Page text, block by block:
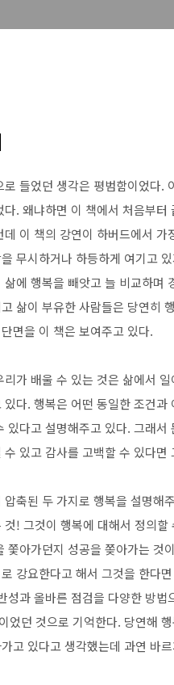
들었던 생각은 평범함이었다.
. 왜냐하면 이 책에서 처음부
이 책의 강연이 하버드에서
무시하거나 하등하게 여기고
에 행복을 빼앗고 늘 비교하며
삶이 부유한 사람들은 당연히
면을 이 책은 보여주고 있다.
가 배울 수 있는 것은 삶에서
다. 행복은 어떤 동일한 조건
있다고 설명해주고 있다. 그래
있고 감사를 고백할 수 있다면
축된 두 가지로 행복을 설명
! 그것이 행복에 대해서 정의
쫓아가던지 성공을 쫒아가는
강요한다고 해서 그것을 한다
성과 올바른 점검을 다양한 방
었던 것으로 기억한다. 당연해
고 있다고 생각했는데 과연 바